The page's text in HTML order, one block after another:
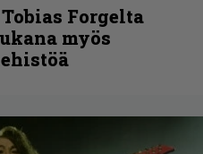
Forgelta
myös